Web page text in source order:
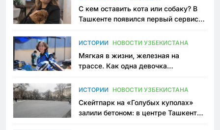
С кем оставить кота или собаку? В
Ташкенте появился первый сервис
ИСТОРИИ НОВОСТИ УЗБЕКИСТАНА
Мягкая в жизни, железная на
трассе. Как одна девочка
Узбекистане
ИСТОРИИ НОВОСТИ УЗБЕКИСТАНА
Скейтпарк на «Голубых куполах»
залили бетоном: в центре Ташкента